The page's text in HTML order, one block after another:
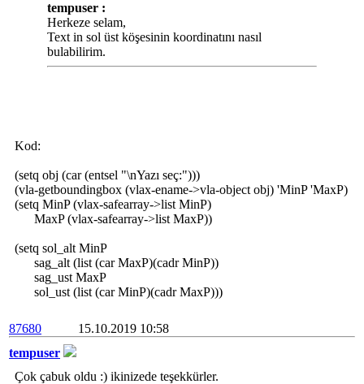
tempuser :
Herkeze selam,
Text in sol üst köşesinin koordinatını nasıl
bulabilirim.
Kod:
(setq obj (car (entsel "\nYazı seç:")))
(vla-getboundingbox (vlax-ename->vla-object obj) 'MinP 'MaxP)
(setq MinP (vlax-safearray->list MinP)
MaxP (vlax-safearray->list MaxP))
(setq sol_alt MinP
sag_alt (list (car MaxP)(cadr MinP))
sag_ust MaxP
sol_ust (list (car MinP)(cadr MaxP)))
87680
15.10.2019 10:58
tempuser
Çok çabuk oldu :) ikinizede teşekkürler.